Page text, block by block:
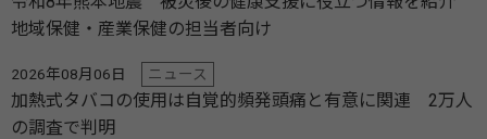
地域保健・産業保健の担当者向け
2026年08月06日 ニュース
加熱式タバコの使用は自覚的頻発頭痛と有意に関連 2万人
の調査で判明